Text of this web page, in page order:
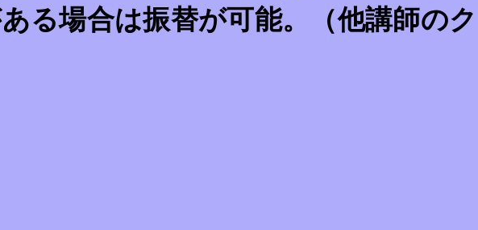
ある場合は振替が可能。（他講師のク